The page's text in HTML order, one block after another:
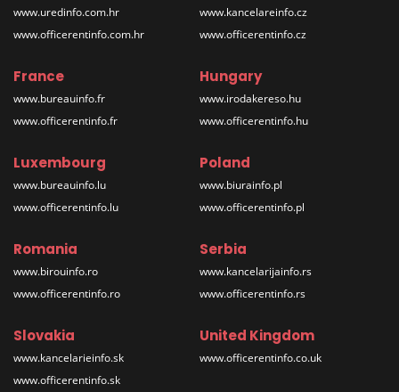
www.uredinfo.com.hr
www.officerentinfo.com.hr
www.kancelareinfo.cz
www.officerentinfo.cz
France
www.bureauinfo.fr
www.officerentinfo.fr
Hungary
www.irodakereso.hu
www.officerentinfo.hu
Luxembourg
www.bureauinfo.lu
www.officerentinfo.lu
Poland
www.biurainfo.pl
www.officerentinfo.pl
Romania
www.birouinfo.ro
www.officerentinfo.ro
Serbia
www.kancelarijainfo.rs
www.officerentinfo.rs
Slovakia
www.kancelarieinfo.sk
www.officerentinfo.sk
United Kingdom
www.officerentinfo.co.uk